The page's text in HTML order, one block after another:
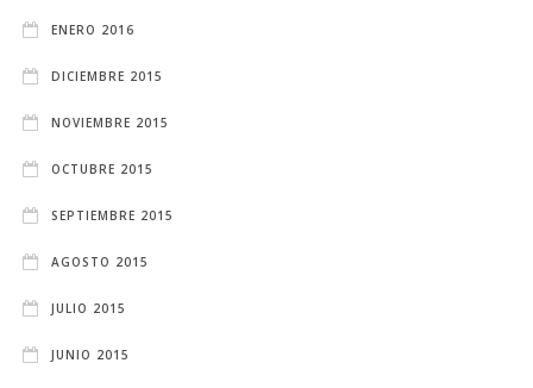
ENERO 2016
DICIEMBRE 2015
NOVIEMBRE 2015
OCTUBRE 2015
SEPTIEMBRE 2015
AGOSTO 2015
JULIO 2015
JUNIO 2015